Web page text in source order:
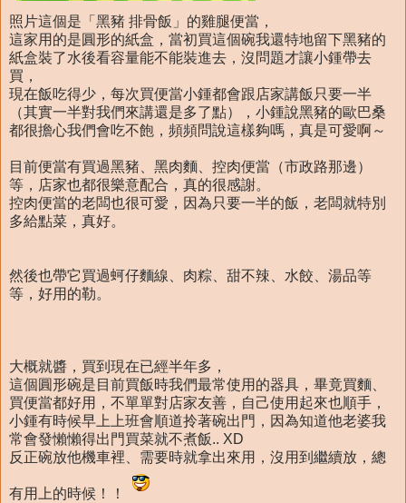
照片這個是「黑豬 排骨飯」的雞腿便當，
這家用的是圓形的紙盒，當初買這個碗我還特地留下黑豬的
紙盒裝了水後看容量能不能裝進去，沒問題才讓小鍾帶去
買，
現在飯吃得少，每次買便當小鍾都會跟店家講飯只要一半
（其實一半對我們來講還是多了點），小鍾說黑豬的歐巴桑
都很擔心我們會吃不飽，頻頻問說這樣夠嗎，真是可愛啊～
目前便當有買過黑豬、黑肉麵、控肉便當（市政路那邊）
等，店家也都很樂意配合，真的很感謝。
控肉便當的老闆也很可愛，因為只要一半的飯，老闆就特別
多給點菜，真好。
然後也帶它買過蚵仔麵線、肉粽、甜不辣、水餃、湯品等
等，好用的勒。
大概就醬，買到現在已經半年多，
這個圓形碗是目前買飯時我們最常使用的器具，畢竟買麵、
買便當都好用，不單單對店家友善，自己使用起來也順手，
小鍾有時候早上上班會順道拎著碗出門，因為知道他老婆我
常會發懶懶得出門買菜就不煮飯.. XD
反正碗放他機車裡、需要時就拿出來用，沒用到繼續放，總
有用上的時候！！